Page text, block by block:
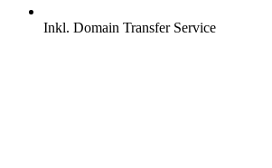
Inkl. Domain Transfer Service